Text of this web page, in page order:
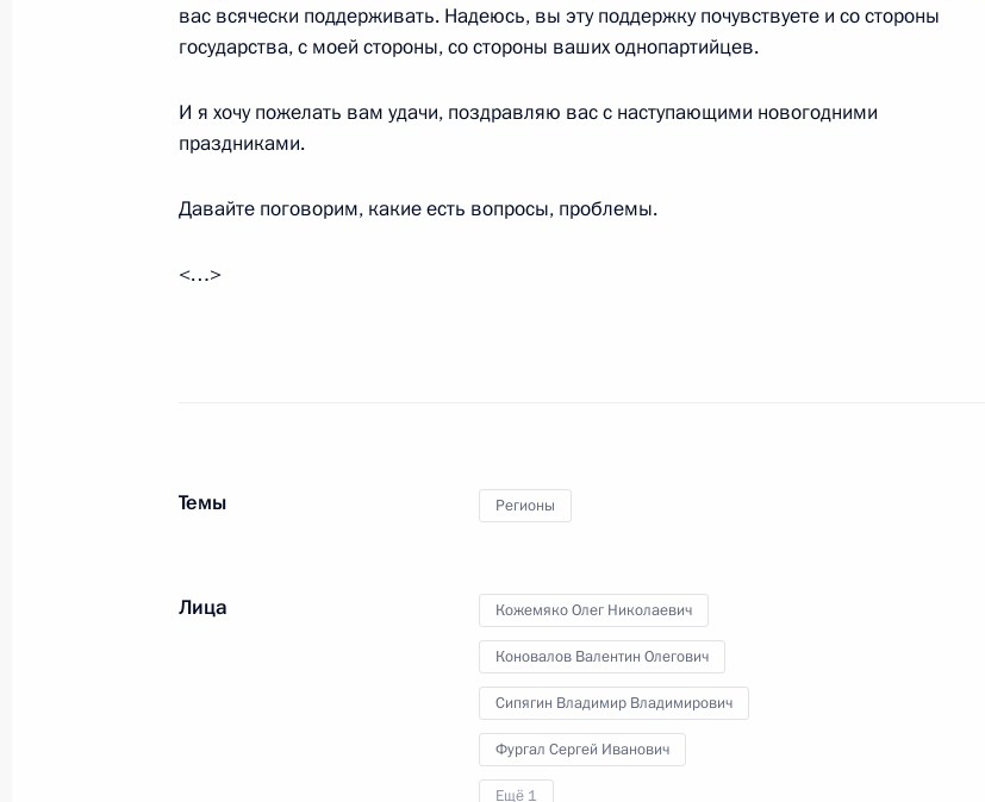
11 декабря 2023 года, 16:30
13 октября 2023 года, 16:30
10 февраля 2023 года, 14:20
Рабочая встреча с врио губернатора Архангельской области
вас всячески поддерживать. Надеюсь, вы эту поддержку почувствуете и со стороны
государства, с моей стороны, со стороны ваших однопартийцев.
И я хочу пожелать вам удачи, поздравляю вас с наступающими новогодними
праздниками.
Давайте поговорим, какие есть вопросы, проблемы.
<…>
Темы Регионы
Лица Кожемяко Олег Николаевич
Коновалов Валентин Олегович
Сипягин Владимир Владимирович
Фургал Сергей Иванович
Ещё 1